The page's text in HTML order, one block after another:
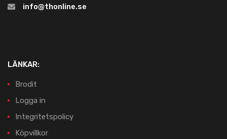
info@thonline.se
LÄNKAR:
Brodit
Logga in
Integritetspolicy
Köpvillkor